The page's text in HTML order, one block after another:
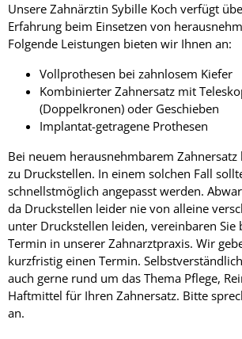
Unsere Zahnärztin Sybille Koch verfügt
Erfahrung beim Einsetzen von
Folgende Leistungen bieten wir Ihnen an:
Vollprothesen bei zahnlosem Kiefer
Kombinierter Zahnersatz mit
(Doppelkronen) oder Geschieben
Implantat-getragene Prothesen
Bei neuem herausnehmbarem
zu Druckstellen. In einem solchen Fall
schnellstmöglich angepasst werden.
da Druckstellen leider nie von alleine
unter Druckstellen leiden, vereinbaren Sie
Termin in unserer Zahnarztpraxis. Wir
kurzfristig einen Termin.
auch gerne rund um das Thema Pflege,
Haftmittel für Ihren Zahnersatz. Bitte
an.